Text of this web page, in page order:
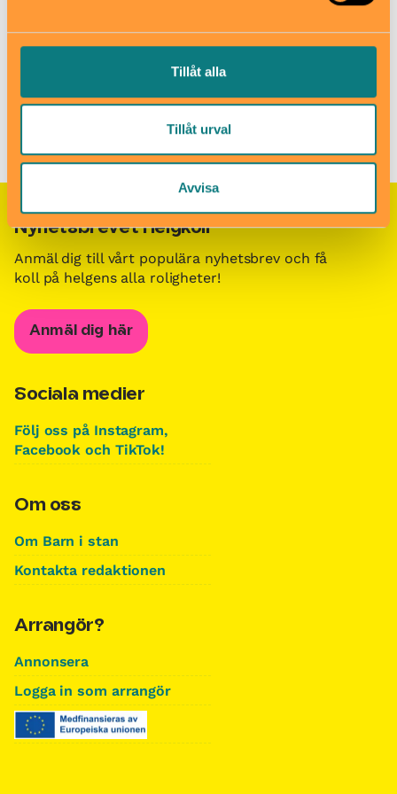
Tillåt alla
Tillåt urval
Avvisa
Anmäl dig
Nyhetsbrevet Helgkoll
Anmäl dig till vårt populära nyhetsbrev och få
koll på helgens alla roligheter!
Anmäl dig här
Sociala medier
Följ oss på Instagram,
Facebook och TikTok!
Om oss
Om Barn i stan
Kontakta redaktionen
Arrangör?
Annonsera
Logga in som arrangör